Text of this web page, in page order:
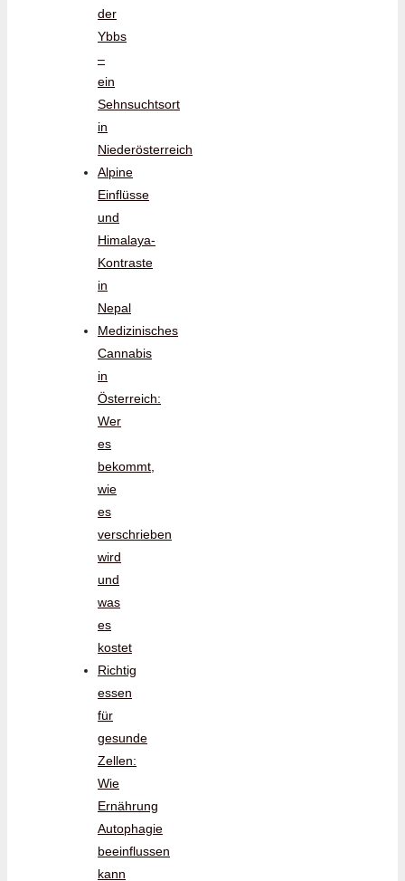
der
Ybbs
–
ein
Sehnsuchtsort
in
Niederösterreich
Alpine
Einflüsse
und
Himalaya-
Kontraste
in
Nepal
Medizinisches
Cannabis
in
Österreich:
Wer
es
bekommt,
wie
es
verschrieben
wird
und
was
es
kostet
Richtig
essen
für
gesunde
Zellen:
Wie
Ernährung
Autophagie
beeinflussen
kann